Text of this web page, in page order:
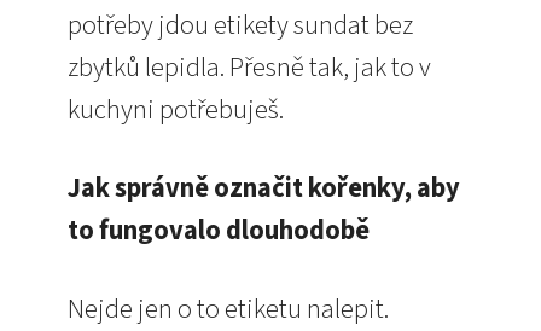
potřeby jdou etikety sundat bez
zbytků lepidla. Přesně tak, jak to v
kuchyni potřebuješ.
Jak správně označit kořenky, aby
to fungovalo dlouhodobě
Nejde jen o to etiketu nalepit.